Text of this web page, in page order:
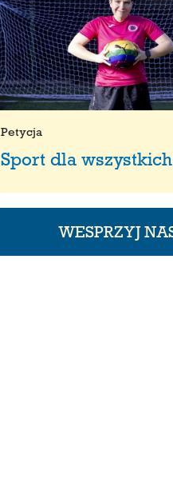
Petycja
Sport dla
WESPRZYJ